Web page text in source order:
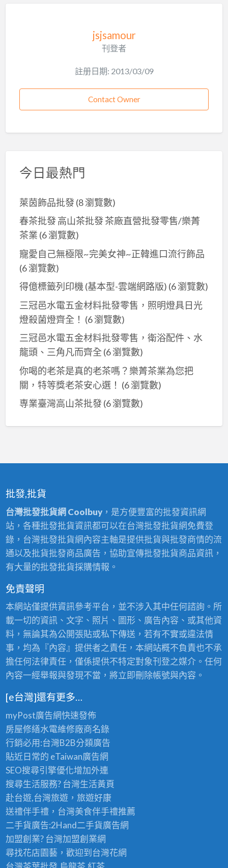
jsjsamour
刊登者
註册日期: 2013/03/09
Contact Owner
今日最熱門
萊茵飾品批發(8 瀏覽數)
春茶批發 高山茶批發 茶廠直營批發零售/樂菁
茶業 (6 瀏覽數)
寵愛自己無極限~完美女神~正韓進口流行飾品
(6 瀏覽數)
得億標籤列印機 (基本型-雲端網路版) (6 瀏覽數)
三冠邑水電五金材料批發零售，照明燈具日光
燈殺菌燈齊全！ (6 瀏覽數)
三冠邑水電五金材料批發零售，衛浴配件、水
龍頭、三角凡而齊全 (6 瀏覽數)
你喝的老茶是真的老茶嗎？樂菁茶業為您把
關，特等獎老茶安心選！ (6 瀏覽數)
専業臺灣高山茶批發(6 瀏覽數)
批發,批貨
台灣批發批貨網 Coolbuy，是方便豐富的批發資訊網
站，各種批發批貨資訊都可以在台灣批發批貨網免費登
錄，台灣批發批貨網內容主軸是提供批貨與批發商情的流
通以及批貨批發商品廣告，協助宣傳批發批貨商品資訊，
有大量的批發批貨採購情報。
免責聲明
本網站僅提供資訊參考平台，並不涉入其中任何諮詢。所
載一切的資訊、文字、照片、圖形、廣告內容、或其他資
料，無論其為公開張貼或私下傳送，若有不實或違法情
事，均為『內容』提供者之責任，本網站概不負責也不承
擔任何法律責任，僅係提供不特定對象刊登之媒介。任何
內容一經舉報與發現不當，將立即刪除帳號與內容。
[e台灣]還有更多…
myPost廣告網快速發佈
房屋修繕水電維修廠商名錄
行銷必用:台灣B2B分類廣告
貼近日常的 eTaiwan廣告網
SEO搜尋引擎優化增加外連
搜尋生活服務? 台灣生活黃頁
赴台遊,台灣旅遊，旅遊好康
送禮伴手禮，台灣美食伴手禮推薦
二手貨廣告:2Hand二手貨廣告網
加盟創業? 台灣加盟創業網
尋找花店園藝，歡迎到 台灣花網